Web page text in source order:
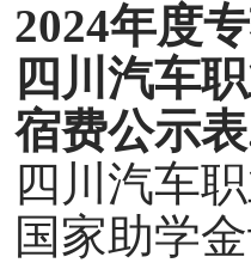
2024年度
四川汽车
宿费公示
四川汽车
国家助学